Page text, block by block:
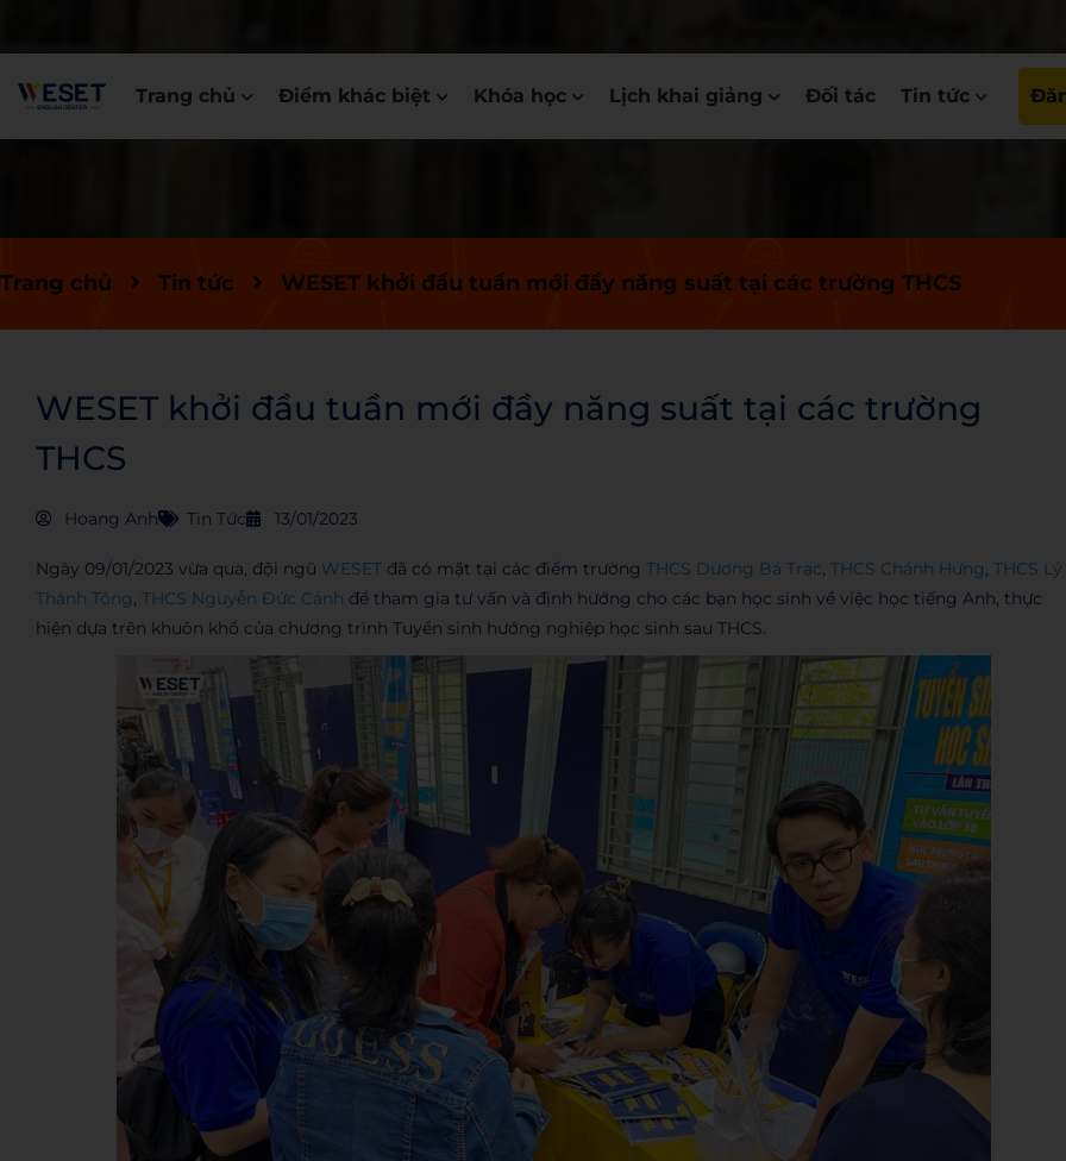
Trang chủ Điểm khác biệt Khóa học Lịch khai giảng Đối tác Tin tức
Trang chủ Tin tức WESET khởi đầu tuần mới đầy năng suất tại các trường THCS
WESET khởi đầu tuần mới đầy năng suất tại các trường
THCS
Hoang Anh Tin Tức 13/01/2023
Ngày 09/01/2023 vừa qua, đội ngũ WESET đã có mặt tại các điểm trường THCS Dương Bá Trạc, THCS Chánh Hưng, THCS Lý
Thánh Tông, THCS Nguyễn Đức Cảnh để tham gia tư vấn và định hướng cho các bạn học sinh về việc học tiếng Anh, thực
hiện dựa trên khuôn khổ của chương trình Tuyển sinh hướng nghiệp học sinh sau THCS.